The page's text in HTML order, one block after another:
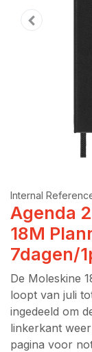
Internal
Agenda
18M
7dagen/
De Moleskine
loopt van juli
ingedeeld om
linkerkant
pagina voor